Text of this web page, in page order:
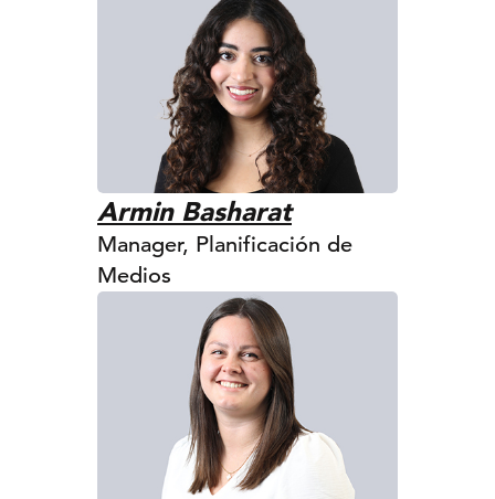
Armin Basharat
Manager, Planificación de
Medios